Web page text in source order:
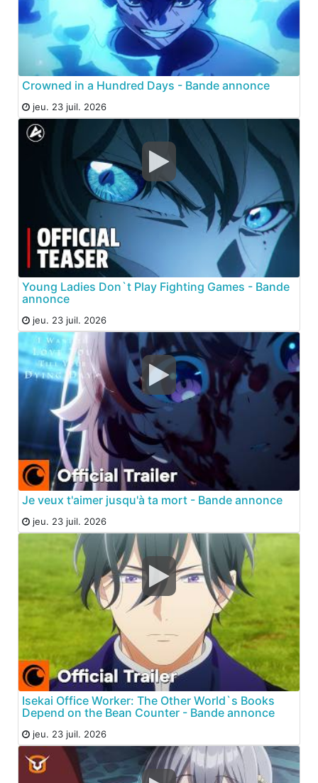
Crowned in a Hundred Days - Bande annonce
jeu. 23 juil. 2026
Young Ladies Don`t Play Fighting Games - Bande
annonce
jeu. 23 juil. 2026
Je veux t'aimer jusqu'à ta mort - Bande annonce
jeu. 23 juil. 2026
Isekai Office Worker: The Other World`s Books
Depend on the Bean Counter - Bande annonce
jeu. 23 juil. 2026